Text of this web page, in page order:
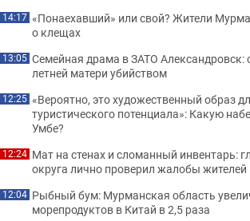
14:17 «Понаехавший» или свой? Жители
о клещах
13:05 Семейная драма в ЗАТО Александровск:
летней матери убийством
12:25 «Вероятно, это художественный образ
туристического потенциала»: Какую
Умбе?
12:24 Мат на стенах и сломанный инвентарь:
округа лично проверил жалобы жителей
12:04 Рыбный бум: Мурманская область
морепродуктов в Китай в 2,5 раза